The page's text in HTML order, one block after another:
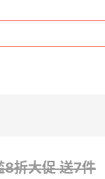
8折大促送7件